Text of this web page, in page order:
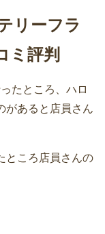
リーフラ
ミ評判
たところ、ハロ
があると店員さん
ところ店員さんの